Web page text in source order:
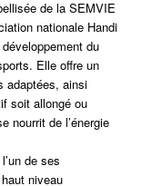
de la SEMVIE
nationale Handi
du
Elle offre un
adaptées, ainsi
soit allongé ou
nourrit de l’énergie
de ses
niveau